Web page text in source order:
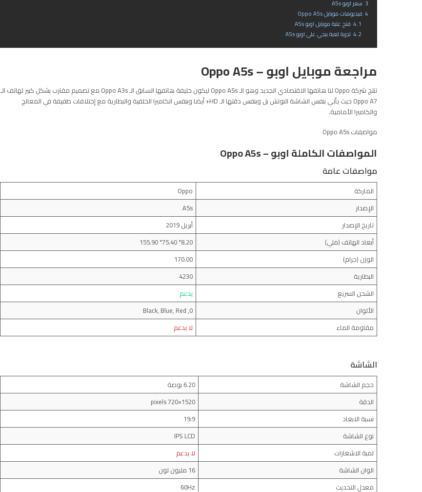
3 سعر اوبو A5s
4 فيديوهات موبايل Oppo A5s
4.1 فتح علبة موبايل اوبو A5s
4.2 تجربة لعبة ببجي علي اوبو A5s
مراجعة موبايل اوبو – Oppo A5s
تنتج شركة Oppo لنا هاتفها الاقتصادي الجديد وهو الـ Oppo A5s ليكون خليفة هاتفها السابق الـ Oppo A3s مع تصميم مقارب بشكل كبير لهاتف الـ
Oppo A7 حيث يأتي بنفس الشاشة النوتش بل وبنفس دقتها الـ HD+ أيضا وبنفس الكاميرا الخلفية والبطارية مع إختلافات طفيفة في المعالج
والكاميرا الأمامية.
مواصفات Oppo A5s
المواصفات الكاملة اوبو – Oppo A5s
مواصفات عامة
الماركة
Oppo
الإصدار
A5s
تاريخ الإصدار
أبريل 2019
أبعاد الهاتف (ملي)
8.20* 75.40* 155.90
الوزن (جرام)
170.00
البطارية
4230
الشحن السريع
يدعم
الألوان
0, Black, Blue, Red
مقاومة الماء
لا يدعم
الشاشة
حجم الشاشة
6.20 بوصة
الدقة
1520×720 pixels
نسبة الابعاد
19:9
نوع الشاشة
IPS LCD
لمبة الاشعارات
لا يدعم
الوان الشاشة
16 مليون لون
معدل التحديث
60Hz